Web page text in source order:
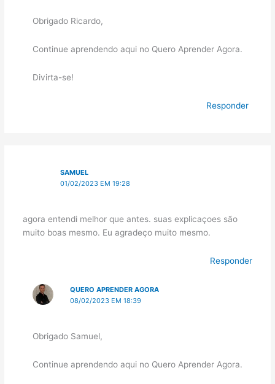
Obrigado Ricardo,
Continue aprendendo aqui no Quero Aprender Agora.
Divirta-se!
Responder
SAMUEL
01/02/2023 EM 19:28
agora entendi melhor que antes. suas explicaçoes são
muito boas mesmo. Eu agradeço muito mesmo.
Responder
QUERO APRENDER AGORA
08/02/2023 EM 18:39
Obrigado Samuel,
Continue aprendendo aqui no Quero Aprender Agora.